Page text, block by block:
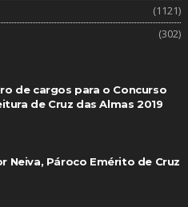
(1121)
(302)
de cargos para o Concurso
de Cruz das Almas 2019
Neiva, Pároco Emérito de Cruz